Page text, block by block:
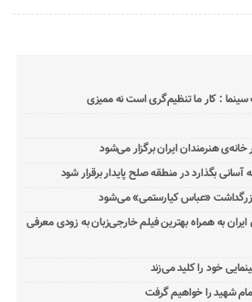
سینما : کار ما تنظیم‌گری است نه ممیزی
هنرمندان ایران برگزار می‌شود
بگذارد در منطقه صلح پایدار برقرار شود
بزرگداشت «عباس کیارستمی» می‌شود
به همراه بهترین فیلم خارجی‌زبان به زودی معرفی
خود را کلید می‌زند
شهید را خواهیم گرفت